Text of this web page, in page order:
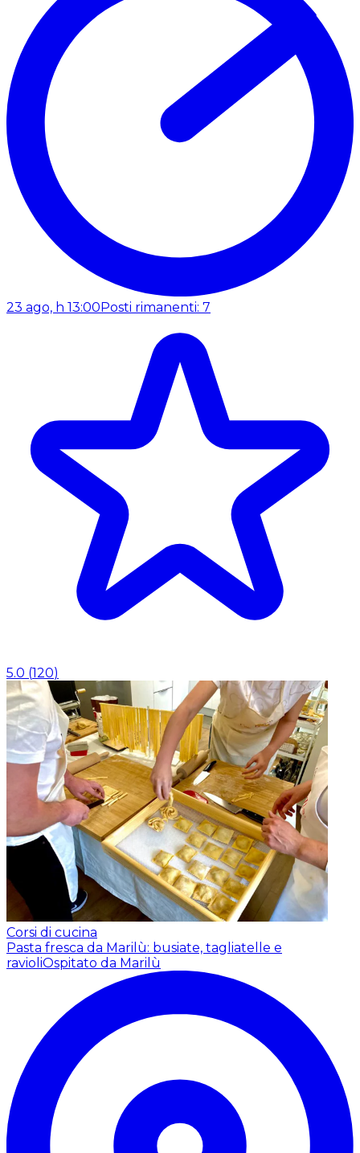
23 ago, h 13:00Posti rimanenti: 7
5.0 (120)
Corsi di cucina
Pasta fresca da Marilù: busiate, tagliatelle e
ravioliOspitato da Marilù